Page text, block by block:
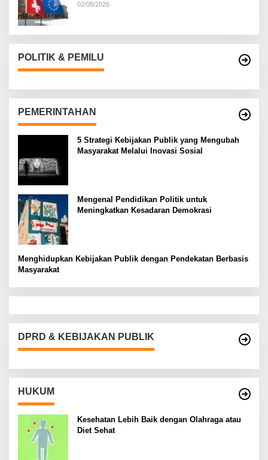
02/08/2026
POLITIK & PEMILU
PEMERINTAHAN
5 Strategi Kebijakan Publik yang Mengubah
Masyarakat Melalui Inovasi Sosial
Mengenal Pendidikan Politik untuk
Meningkatkan Kesadaran Demokrasi
Menghidupkan Kebijakan Publik dengan Pendekatan Berbasis
Masyarakat
DPRD & KEBIJAKAN PUBLIK
HUKUM
Kesehatan Lebih Baik dengan Olahraga atau
Diet Sehat